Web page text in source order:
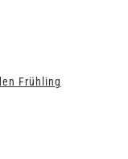
Frühling